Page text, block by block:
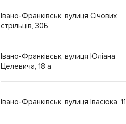
Івано-Франківськ, вулиця Січових
стрільців, 30Б
Івано-Франківськ, вулиця Юліана
Целевича, 18 а
Івано-Франківськ, вулиця Івасюка, 11